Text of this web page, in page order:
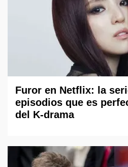
Furor en Netflix: la
episodios que es
del K-drama